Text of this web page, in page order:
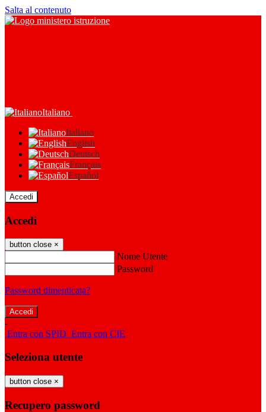
Salta al contenuto
Italiano
Italiano
English
Deutsch
Français
Español
Accedi
Accedi
button close ×
Nome Utente
Password
Password dimenticata?
-
Entra con SPID Entra con CIE
Seleziona utente
button close ×
Recupero password